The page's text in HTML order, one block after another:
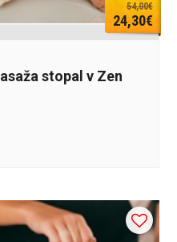
54,00€
24,30€
stopal v Zen